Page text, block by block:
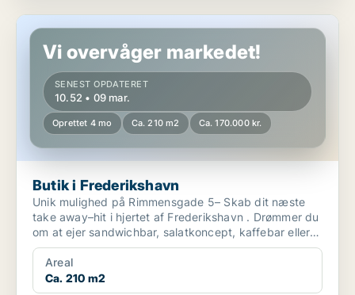
Butik i Frederikshavn
Vi overvåger markedet!
SENEST OPDATERET
10.52 • 09 mar.
Oprettet 4 mo Ca. 210 m2 Ca. 170.000 kr.
Butik i Frederikshavn
Unik mulighed på Rimmensgade 5– Skab dit næste
take away–hit i hjertet af Frederikshavn . Drømmer du
om at ejer sandwichbar, salatkoncept, kaffebar eller
...
Areal
Ca. 210 m2